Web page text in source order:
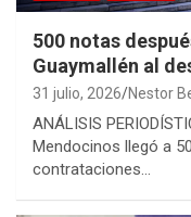
500 notas
Guaymallén al
31 julio, 2026 Nestor
ANÁLISIS
Mendocinos llegó a
contrataciones…